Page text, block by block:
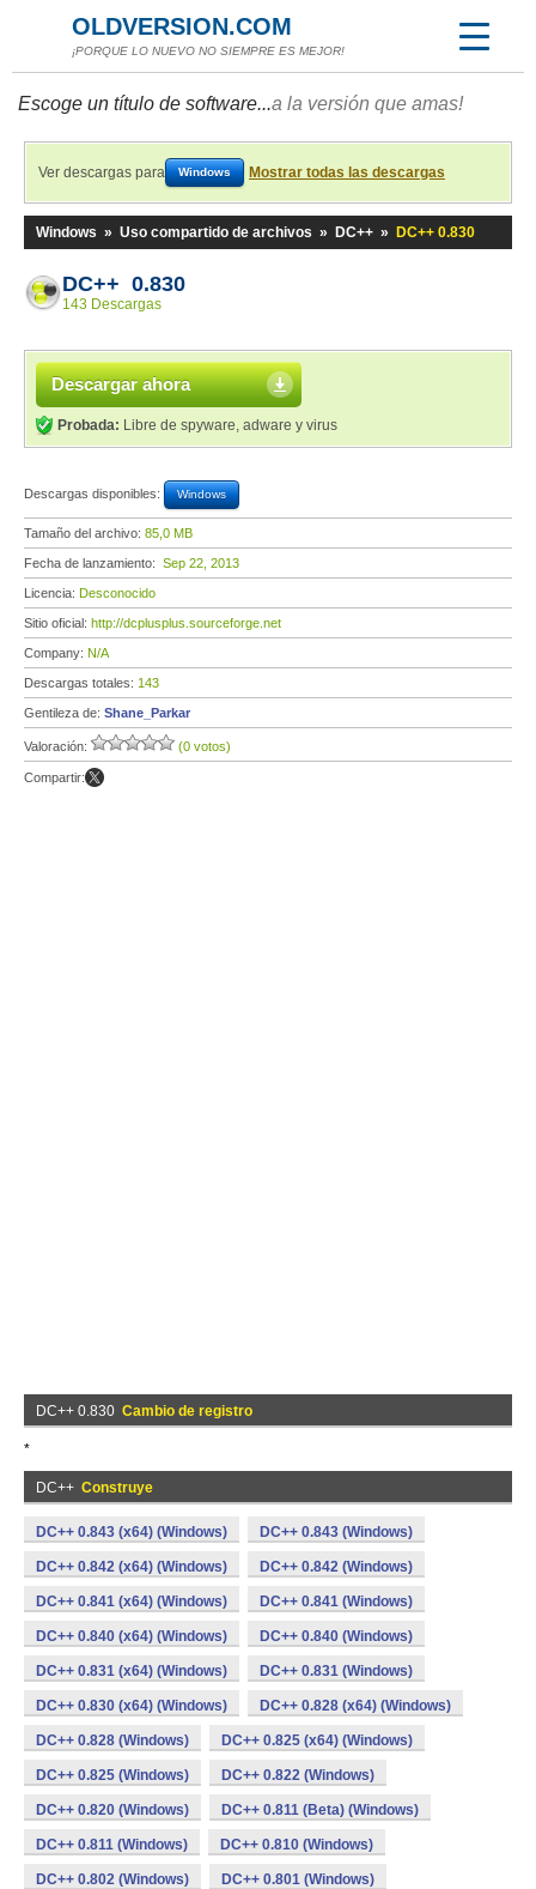
OLDVERSION.COM
¡PORQUE LO NUEVO NO SIEMPRE ES MEJOR!
Escoge un título de software...a la versión que amas!
Ver descargas para Windows Mostrar todas las descargas
Windows » Uso compartido de archivos » DC++ » DC++ 0.830
DC++ 0.830
143 Descargas
Descargar ahora
Probada: Libre de spyware, adware y virus
Descargas disponibles: Windows
Tamaño del archivo: 85,0 MB
Fecha de lanzamiento: Sep 22, 2013
Licencia: Desconocido
Sitio oficial: http://dcplusplus.sourceforge.net
Company: N/A
Descargas totales: 143
Gentileza de: Shane_Parkar
Valoración: (0 votos)
Compartir:
DC++ 0.830 Cambio de registro
*
DC++ Construye
DC++ 0.843 (x64) (Windows) DC++ 0.843 (Windows)
DC++ 0.842 (x64) (Windows) DC++ 0.842 (Windows)
DC++ 0.841 (x64) (Windows) DC++ 0.841 (Windows)
DC++ 0.840 (x64) (Windows) DC++ 0.840 (Windows)
DC++ 0.831 (x64) (Windows) DC++ 0.831 (Windows)
DC++ 0.830 (x64) (Windows) DC++ 0.828 (x64) (Windows)
DC++ 0.828 (Windows) DC++ 0.825 (x64) (Windows)
DC++ 0.825 (Windows) DC++ 0.822 (Windows)
DC++ 0.820 (Windows) DC++ 0.811 (Beta) (Windows)
DC++ 0.811 (Windows) DC++ 0.810 (Windows)
DC++ 0.802 (Windows) DC++ 0.801 (Windows)